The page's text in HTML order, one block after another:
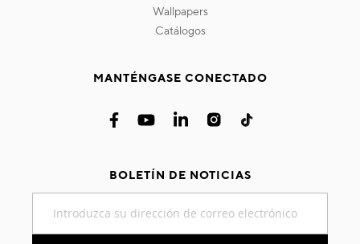
wallpapers
catálogos
MANTÉNGASE CONECTADO
BOLETÍN DE NOTICIAS
nuestro